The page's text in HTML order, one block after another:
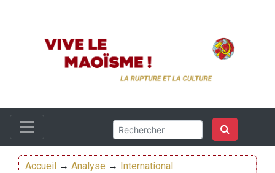
Accueil → Analyse → International